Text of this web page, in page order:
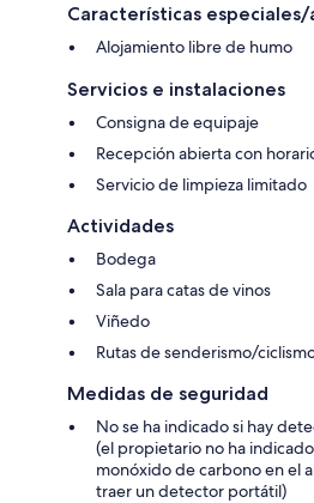
Características
Alojamiento libre de humo
Servicios e instalaciones
Consigna de equipaje
Recepción abierta con
Servicio de limpieza limitado
Actividades
Bodega
Sala para catas de vinos
Viñedo
Rutas de senderismo/
Medidas de seguridad
No se ha indicado si hay
(el propietario no ha
monóxido de carbono en el
traer un detector portátil)